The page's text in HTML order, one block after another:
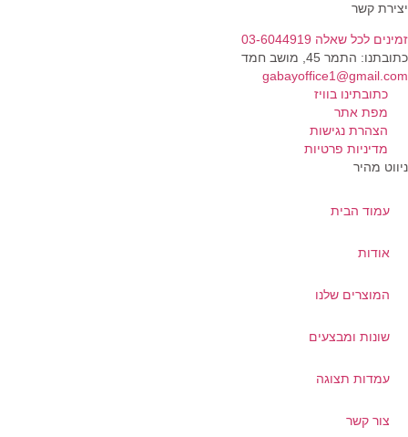
קשר
לכל שאלה 03-6044919
התמר 45, מושב חמד​
כתובתינו בוויז
מפת אתר
הצהרת נגישות
מדיניות פרטיות
מהיר
עמוד הבית
אודות
המוצרים שלנו
שונות ומבצעים
עמדות תצוגה
צור קשר